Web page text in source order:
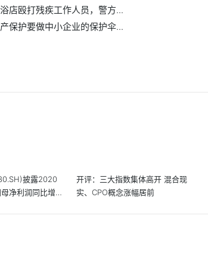
店殴打残疾工作人员，警方...
保护要做中小企业的保护伞...
披露2020
净利润同比增
开评：三大指数集体高开 混合现
实、CPO概念涨幅居前